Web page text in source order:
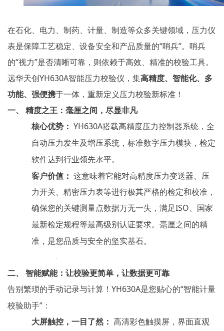
在石化、电力、制药、计量、制造等众多关键领域，压力仪
表是保障工艺稳定、设备安全和产品质量的“哨兵”。哨兵
的“视力”是否清晰可靠，则依赖于高效、精准的校验工具。
远华天创YH630A智能压力校验仪，集高精度、智能化、多
功能、强便携于一体，重新定义压力校验新标准！
一、
精度之王：毫厘之间，尽显非凡
核心优势： YH630A搭载高精度压力控制器系统 ， 全
自动压力发生及增压系统，标准数字压力模块 ， 检定
软件达到行业领先水平。
客户价值： 这意味着它能对高精度压力变送器、压
力开关、精密压力表等进行极其严格的检定和校准，
确保您的关键测量点数据万无一失，满足ISO、
国家
最新检定规程等最高级别认证要求。毫厘之间的精
准，是您品质与安全的坚实基石。
·
二、
智能赋能：让校验更简单，让数据更可靠
告别繁琐的手动记录与计算！ YH630A是您贴心的“智能计量
校验助手”：
大屏触控，一目了然： 高清彩色触摸屏，界面直观